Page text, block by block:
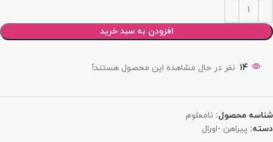
افزودن به سبد خرید
14 نفر در حال مشاهده این محصول هستند!
شناسه محصول: نامعلوم
دسته: پیراهن -اورال